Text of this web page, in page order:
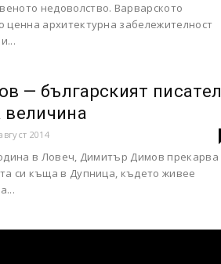
недоволство. Варварското
ценна архитектурна забележителност
— българският писател
величина
2014
в Ловеч, Димитър Димов прекарва
си къща в Дупница, където живее